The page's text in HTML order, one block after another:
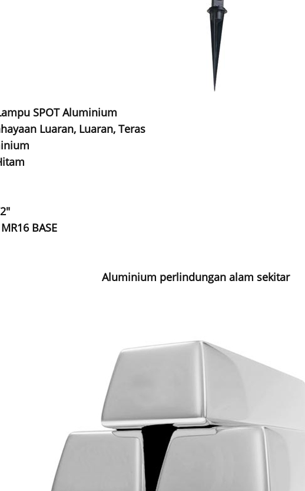
SPOT Aluminium
Luaran, Luaran, Teras
BASE
Aluminium perlindungan alam sekitar